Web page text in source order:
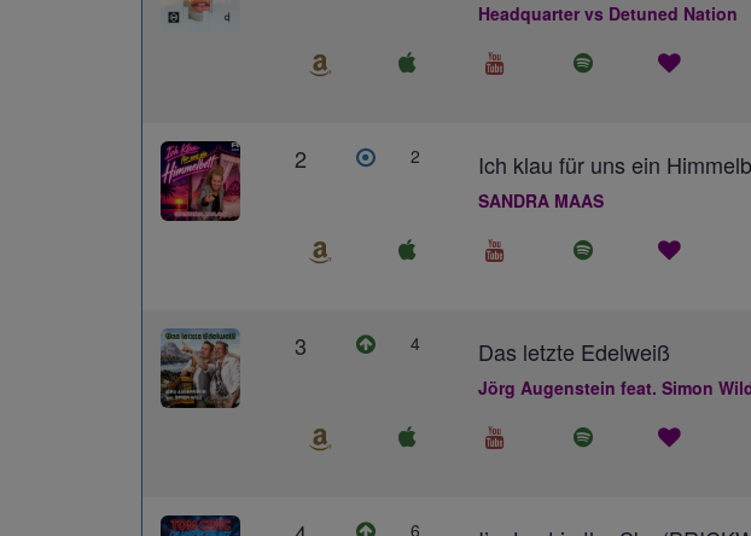
Headquarter vs Detuned Nation
2 2 Ich klau für uns ein
SANDRA MAAS
3 4 Das letzte Edelweiß
Jörg Augenstein feat. Simon
6